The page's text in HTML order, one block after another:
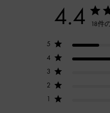
4.4 18件
5
4
3
2
1